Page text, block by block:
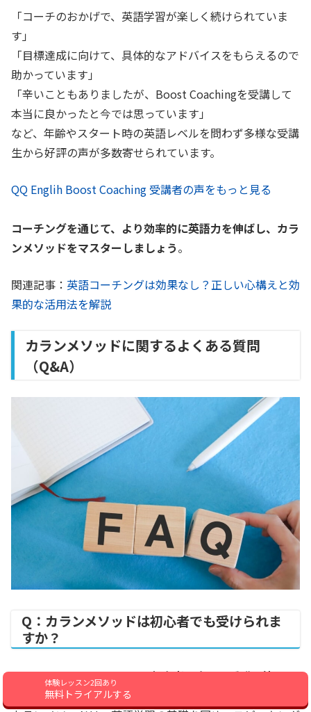
体験レッスン2回あり
無料トライアルする
「コーチのおかげで、英語学習が楽しく続けられていま
す」
「目標達成に向けて、具体的なアドバイスをもらえるので
助かっています」
「辛いこともありましたが、Boost Coachingを受講して
本当に良かったと今では思っています」
など、年齢やスタート時の英語レベルを問わず多様な受講
生から好評の声が多数寄せられています。
QQ Englih Boost Coaching 受講者の声をもっと見る
コーチングを通じて、より効率的に英語力を伸ばし、カラ
ンメソッドをマスターしましょう。
関連記事： 英語コーチングは効果なし？正しい心構えと効
果的な活用法を解説
カランメソッドに関するよくある質問
（Q&A）
Q：カランメソッドは初心者でも受けられま
すか？
A：はい、カランメソッドは初心者の方でも受講可能で